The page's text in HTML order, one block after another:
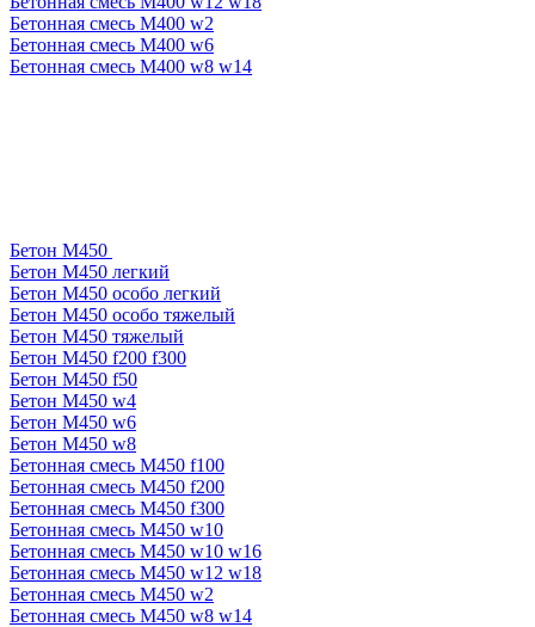
Бетонная смесь М400 w2
Бетонная смесь М400 w6
Бетонная смесь М400 w8 w14
Бетон М450
Бетон М450 легкий
Бетон М450 особо легкий
Бетон М450 особо тяжелый
Бетон М450 тяжелый
Бетон М450 f200 f300
Бетон М450 f50
Бетон М450 w4
Бетон М450 w6
Бетон М450 w8
Бетонная смесь М450 f100
Бетонная смесь М450 f200
Бетонная смесь М450 f300
Бетонная смесь М450 w10
Бетонная смесь М450 w10 w16
Бетонная смесь М450 w12 w18
Бетонная смесь М450 w2
Бетонная смесь М450 w8 w14